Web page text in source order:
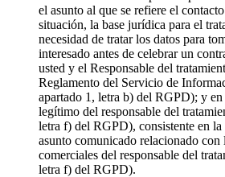
el asunto al que se refiere el
situación, la base jurídica para el
necesidad de tratar los datos para
interesado antes de celebrar un
usted y el Responsable del
Reglamento del Servicio de
apartado 1, letra b) del RGPD); y en
legítimo del responsable del
letra f) del RGPD), consistente en la
asunto comunicado relacionado con
comerciales del responsable del
letra f) del RGPD).